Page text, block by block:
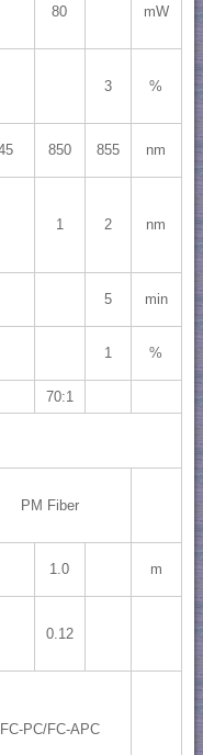
80 mW
3 %
850 855 nm
1 2 nm
5 min
1 %
70:1
PM Fiber
1.0 m
0.12
FC-PC/FC-APC